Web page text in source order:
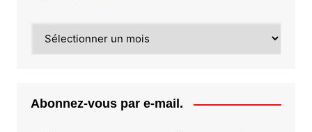
Abonnez-vous par e-mail.